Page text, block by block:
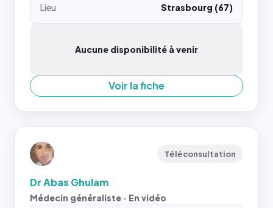
Lieu Strasbourg (67)
Aucune disponibilité à venir
Voir la fiche
Téléconsultation
Dr Abas Ghulam
Médecin généraliste · En vidéo